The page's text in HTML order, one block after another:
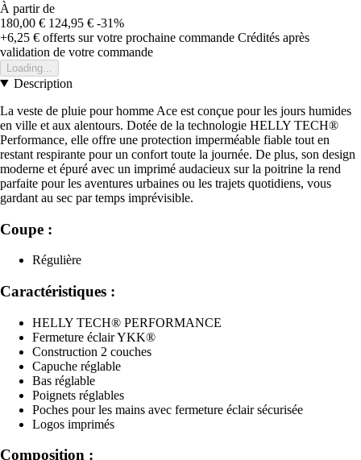
À partir de
180,00 € 124,95 € -31%
+6,25 € offerts sur votre prochaine commande Crédités après
validation de votre commande
Loading...
Description
La veste de pluie pour homme Ace est conçue pour les jours humides
en ville et aux alentours. Dotée de la technologie HELLY TECH®
Performance, elle offre une protection imperméable fiable tout en
restant respirante pour un confort toute la journée. De plus, son design
moderne et épuré avec un imprimé audacieux sur la poitrine la rend
parfaite pour les aventures urbaines ou les trajets quotidiens, vous
gardant au sec par temps imprévisible.
Coupe :
Régulière
Caractéristiques :
HELLY TECH® PERFORMANCE
Fermeture éclair YKK®
Construction 2 couches
Capuche réglable
Bas réglable
Poignets réglables
Poches pour les mains avec fermeture éclair sécurisée
Logos imprimés
Composition :